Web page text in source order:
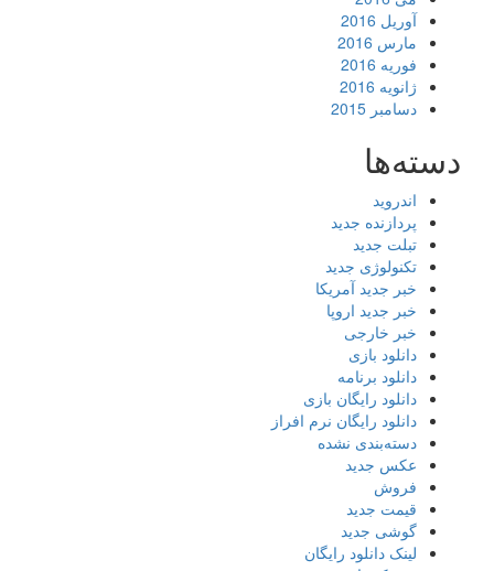
آوریل 2016
مارس 2016
فوریه 2016
ژانویه 2016
دسامبر 2015
دسته‌ها
اندروید
پردازنده جدید
تبلت جدید
تکنولوژی جدید
خبر جدید آمریکا
خبر جدید اروپا
خبر خارجی
دانلود بازی
دانلود برنامه
دانلود رایگان بازی
دانلود رایگان نرم افراز
دسته‌بندی نشده
عکس جدید
فروش
قیمت جدید
گوشی جدید
لینک دانلود رایگان